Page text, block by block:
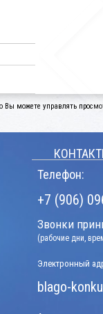
Вы можете управлять
Телефон:
+7 (906)
Звонки
(рабочие дни,
Электронный
blago-